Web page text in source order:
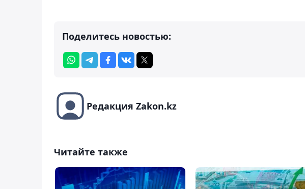
Поделитесь новостью:
Редакция Zakon.kz
Читайте также